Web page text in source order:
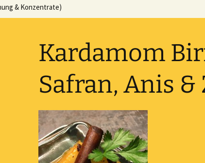
& Konzentrate)
Kardamom
Safran, Anis